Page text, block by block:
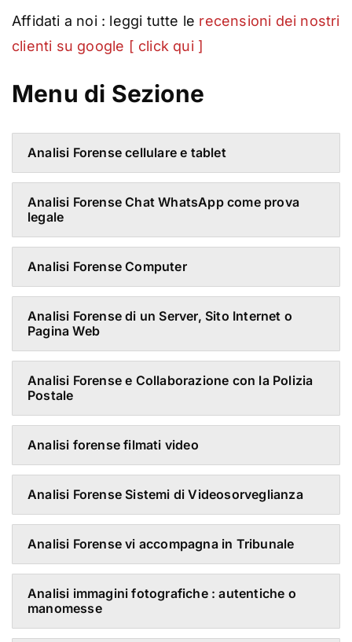
Affidati a noi : leggi tutte le recensioni dei nostri
clienti su google [ click qui ]
Menu di Sezione
Analisi Forense cellulare e tablet
Analisi Forense Chat WhatsApp come prova
legale
Analisi Forense Computer
Analisi Forense di un Server, Sito Internet o
Pagina Web
Analisi Forense e Collaborazione con la Polizia
Postale
Analisi forense filmati video
Analisi Forense Sistemi di Videosorveglianza
Analisi Forense vi accompagna in Tribunale
Analisi immagini fotografiche : autentiche o
manomesse